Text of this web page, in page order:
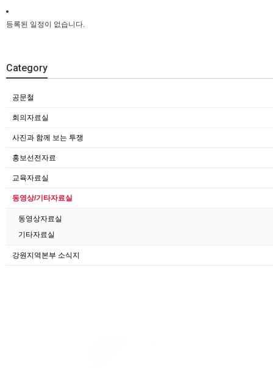
등록된 일정이 없습니다.
Category
공문철
회의자료실
사진과 함께 보는 투쟁
홍보선전자료
교육자료실
동영상/기타자료실
동영상자료실
기타자료실
강원지역본부 소식지